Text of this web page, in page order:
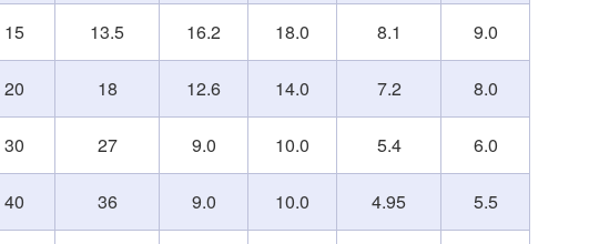
15 13.5 16.2 18.0 8.1 9.0
20 18 12.6 14.0 7.2 8.0
30 27 9.0 10.0 5.4 6.0
40 36 9.0 10.0 4.95 5.5